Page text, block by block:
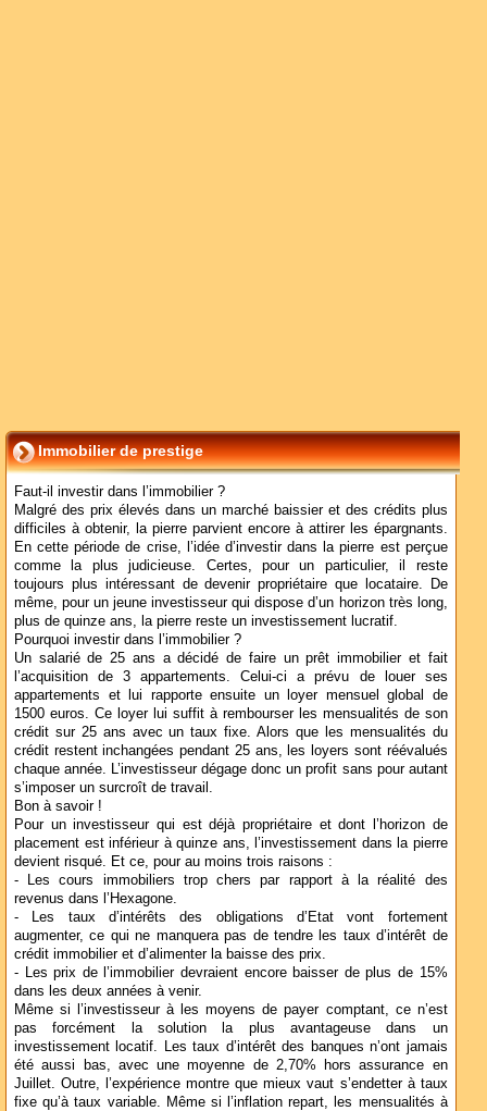
Immobilier de prestige
Faut-il investir dans l’immobilier ?
Malgré des prix élevés dans un marché baissier et des crédits plus
difficiles à obtenir, la pierre parvient encore à attirer les épargnants.
En cette période de crise, l’idée d’investir dans la pierre est perçue
comme la plus judicieuse. Certes, pour un particulier, il reste
toujours plus intéressant de devenir propriétaire que locataire. De
même, pour un jeune investisseur qui dispose d’un horizon très long,
plus de quinze ans, la pierre reste un investissement lucratif.
Pourquoi investir dans l’immobilier ?
Un salarié de 25 ans a décidé de faire un prêt immobilier et fait
l’acquisition de 3 appartements. Celui-ci a prévu de louer ses
appartements et lui rapporte ensuite un loyer mensuel global de
1500 euros. Ce loyer lui suffit à rembourser les mensualités de son
crédit sur 25 ans avec un taux fixe. Alors que les mensualités du
crédit restent inchangées pendant 25 ans, les loyers sont réévalués
chaque année. L’investisseur dégage donc un profit sans pour autant
s’imposer un surcroît de travail.
Bon à savoir !
Pour un investisseur qui est déjà propriétaire et dont l’horizon de
placement est inférieur à quinze ans, l’investissement dans la pierre
devient risqué. Et ce, pour au moins trois raisons :
- Les cours immobiliers trop chers par rapport à la réalité des
revenus dans l’Hexagone.
- Les taux d’intérêts des obligations d’Etat vont fortement
augmenter, ce qui ne manquera pas de tendre les taux d’intérêt de
crédit immobilier et d’alimenter la baisse des prix.
- Les prix de l’immobilier devraient encore baisser de plus de 15%
dans les deux années à venir.
Même si l’investisseur à les moyens de payer comptant, ce n’est
pas forcément la solution la plus avantageuse dans un
investissement locatif. Les taux d’intérêt des banques n’ont jamais
été aussi bas, avec une moyenne de 2,70% hors assurance en
Juillet. Outre, l’expérience montre que mieux vaut s’endetter à taux
fixe qu’à taux variable. Même si l’inflation repart, les mensualités à